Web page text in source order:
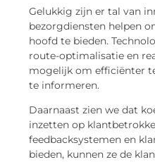
Gelukkig zijn er tal van
bezorgdiensten helpen
hoofd te bieden.
route-optimalisatie en
mogelijk om efficiënter
te informeren.
Daarnaast zien we dat
inzetten op
feedbacksystemen en
bieden, kunnen ze de